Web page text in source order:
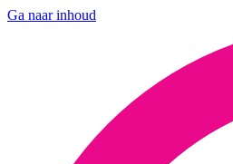
Ga naar inhoud